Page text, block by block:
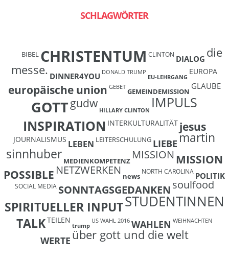
SCHLAGWÖRTER
BIBEL CHRISTENTUM CLINTON DIALOG die
messe. DINNER4YOU DONALD TRUMP
EU-LEHRGANG
EUROPA
europäische union GEBET GEMEINDEMISSION
GLAUBE
GOTTgudw HILLARY CLINTON IMPULS
INSPIRATION INTERKULTURALITÄT jesus
JOURNALISMUS LEBEN LEITERSCHULUNG LIEBEmartin
sinnhuber MEDIENKOMPETENZ MISSION MISSION
POSSIBLE NETZWERKEN news
NORTH CAROLINA POLITIK
SOCIAL MEDIA SONNTAGSGEDANKENsoulfood
SPIRITUELLER INPUTSTUDENTINNEN
TALKTEILEN
trump
US WAHL 2016 WAHLEN WEIHNACHTEN
WERTE über gott und die welt